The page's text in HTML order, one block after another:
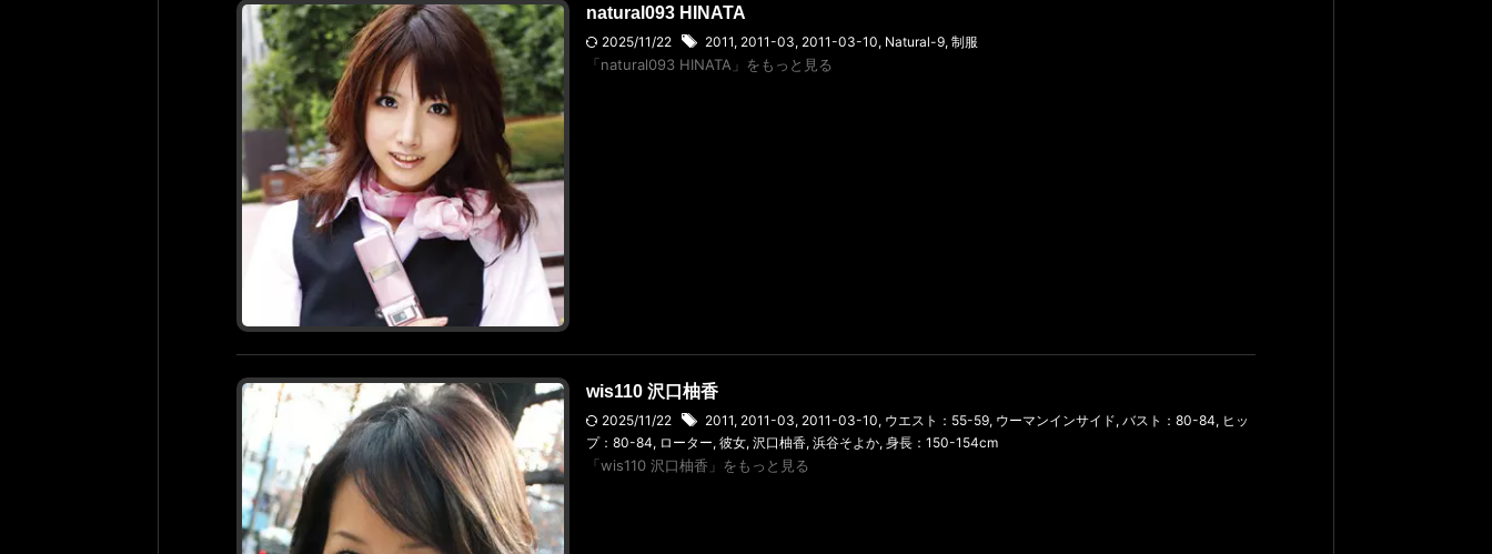
natural093 HINATA
2025/11/22 2011, 2011-03, 2011-03-10, Natural-9, 制服
「natural093 HINATA」をもっと見る
wis110 沢口柚香
2025/11/22 2011, 2011-03, 2011-03-10, ウエスト：55-59, ウーマンインサイド, バスト：80-84, ヒッ
プ：80-84, ローター, 彼女, 沢口柚香, 浜谷そよか, 身長：150-154cm
「wis110 沢口柚香」をもっと見る